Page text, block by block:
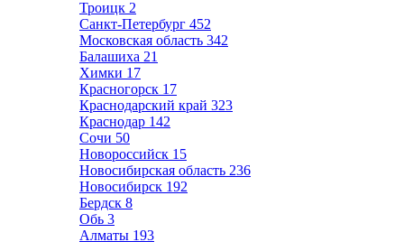
Троицк 2
Санкт-Петербург 452
Московская область 342
Балашиха 21
Химки 17
Красногорск 17
Краснодарский край 323
Краснодар 142
Сочи 50
Новороссийск 15
Новосибирская область 236
Новосибирск 192
Бердск 8
Обь 3
Алматы 193